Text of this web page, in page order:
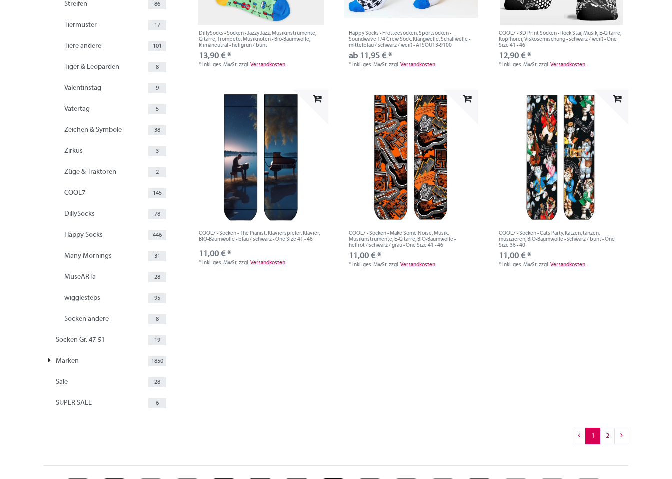
Streifen 86
Tiermuster 17
Tiere andere 101
Tiger & Leoparden 8
Valentinstag 9
Vatertag 5
Zeichen & Symbole 38
Zirkus 3
Züge & Traktoren 2
COOL7 145
DillySocks 78
Happy Socks 446
Many Mornings 31
MuseARTa 28
wigglesteps 95
Socken andere 8
Socken Gr. 47-51 19
Marken 1850
Sale 28
SUPER SALE 6
DillySocks - Socken - Jazzy Jazz, Musikinstrumente,
Gitarre, Trompete, Musiknoten - Bio-Baumwolle,
klimaneutral - hellgrün / bunt
13,90 € *
*inkl. ges. MwSt.zzgl.Versandkosten
Happy Socks - Frotteesocken, Sportsocken -
Soundwave 1/4 Crew Sock, Klangwelle, Schallwelle -
mittelblau / schwarz / weiß - ATSOU13-9100
ab 11,95 € *
*inkl. ges. MwSt.zzgl.Versandkosten
COOL7 - 3D Print Socken - Rock Star, Musik, E-Gitarre,
Kopfhörer, Viskosemischung - schwarz / weiß - One
Size 41 - 46
12,90 € *
*inkl. ges. MwSt.zzgl.Versandkosten
COOL7 - Socken - The Pianist, Klavierspieler, Klavier,
BIO-Baumwolle - blau / schwarz - One Size 41 - 46
11,00 € *
*inkl. ges. MwSt.zzgl.Versandkosten
COOL7 - Socken - Make Some Noise, Musik,
Musikinstrumente, E-Gitarre, BIO-Baumwolle -
hellrot / schwarz / grau - One Size 41 - 46
11,00 € *
*inkl. ges. MwSt.zzgl.Versandkosten
COOL7 - Socken - Cats Party, Katzen, tanzen,
musizieren, BIO-Baumwolle - schwarz / bunt - One
Size 36 - 40
11,00 € *
*inkl. ges. MwSt.zzgl.Versandkosten
1 2